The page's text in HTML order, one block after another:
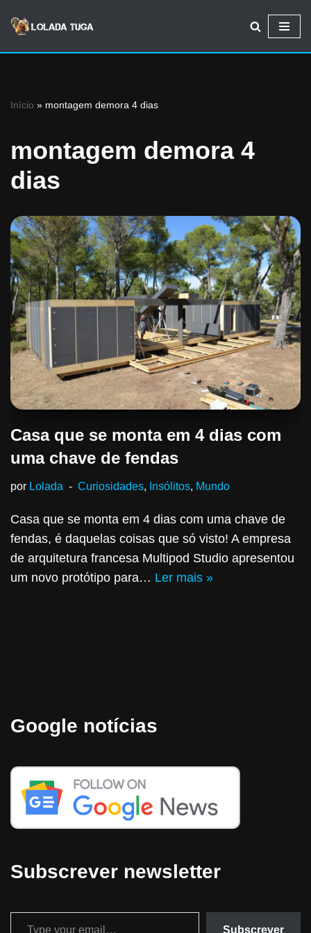
Avançar
Início » montagem demora 4 dias
montagem demora 4
dias
Casa que se monta em 4 dias com
uma chave de fendas
por Lolada Curiosidades, Insólitos, Mundo
Casa que se monta em 4 dias com uma chave de
fendas, é daquelas coisas que só visto! A empresa
de arquitetura francesa Multipod Studio apresentou
um novo protótipo para… Ler mais »
Google notícias
Subscrever newsletter
Subscrever